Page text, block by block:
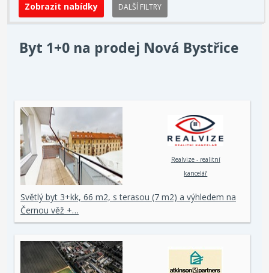
DALŠÍ FILTRY
Byt 1+0 na prodej Nová Bystřice
Realvize - realitní
kancelář
Světlý byt 3+kk, 66 m2, s terasou (7 m2) a výhledem na
Černou věž +…